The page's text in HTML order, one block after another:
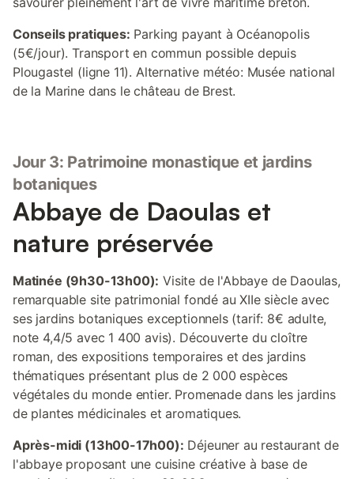
Conseils pratiques: Parking payant à Océanopolis
(5€/jour). Transport en commun possible depuis
Plougastel (ligne 11). Alternative météo: Musée national
de la Marine dans le château de Brest.
Jour 3: Patrimoine monastique et jardins
botaniques
Abbaye de Daoulas et
nature préservée
Matinée (9h30-13h00): Visite de l'Abbaye de Daoulas,
remarquable site patrimonial fondé au XIIe siècle avec
ses jardins botaniques exceptionnels (tarif: 8€ adulte,
note 4,4/5 avec 1 400 avis). Découverte du cloître
roman, des expositions temporaires et des jardins
thématiques présentant plus de 2 000 espèces
végétales du monde entier. Promenade dans les jardins
de plantes médicinales et aromatiques.
Après-midi (13h00-17h00): Déjeuner au restaurant de
l'abbaye proposant une cuisine créative à base de